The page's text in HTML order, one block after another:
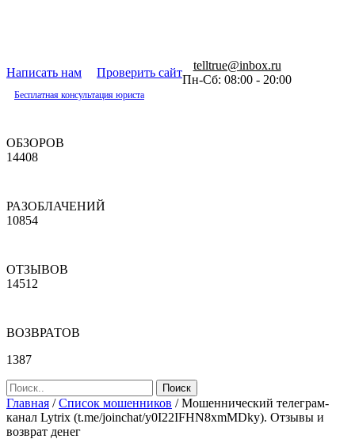
Написать нам Проверить сайт
telltrue@inbox.ru
Пн-Сб: 08:00 - 20:00
Бесплатная консультация юриста
ОБЗОРОВ
14408
РАЗОБЛАЧЕНИЙ
10854
ОТЗЫВОВ
14512
ВОЗВРАТОВ
1387
Главная /Список мошенников /Мошеннический телеграм-
канал Lytrix (t.me/joinchat/y0I22IFHN8xmMDky). Отзывы и
возврат денег